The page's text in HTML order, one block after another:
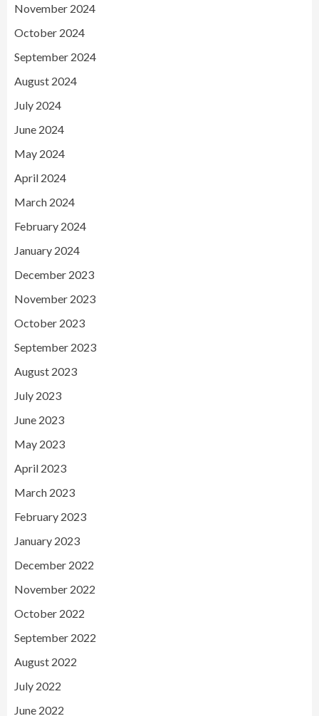
November 2024
October 2024
September 2024
August 2024
July 2024
June 2024
May 2024
April 2024
March 2024
February 2024
January 2024
December 2023
November 2023
October 2023
September 2023
August 2023
July 2023
June 2023
May 2023
April 2023
March 2023
February 2023
January 2023
December 2022
November 2022
October 2022
September 2022
August 2022
July 2022
June 2022